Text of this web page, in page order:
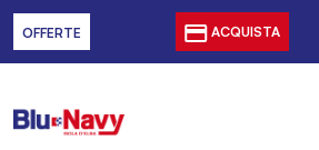
OFFERTE ACQUISTA